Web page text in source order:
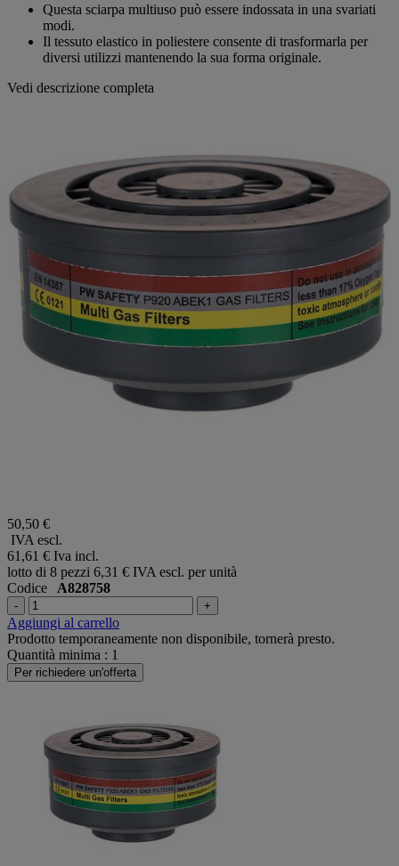
pagina.
Questa sciarpa multiuso può essere indossata in una svariati
modi.
Il tessuto elastico in poliestere consente di trasformarla per
diversi utilizzi mantenendo la sua forma originale.
Vedi descrizione completa
50,50 €
IVA escl.
61,61 € Iva incl.
lotto di 8 pezzi 6,31 € IVA escl. per unità
Codice A828758
- +
Aggiungi al carrello
Prodotto temporaneamente non disponibile, tornerà presto.
Quantità minima : 1
Per richiedere un'offerta